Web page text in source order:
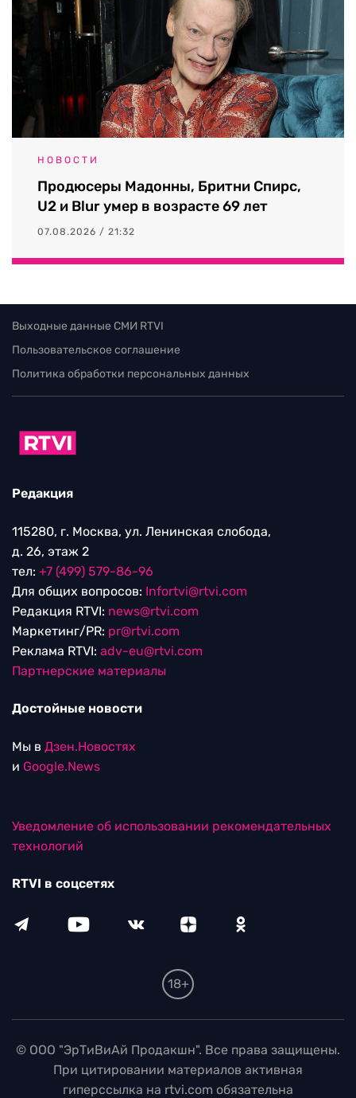
НОВОСТИ
Продюсеры Мадонны, Бритни Спирс,
U2 и Blur умер в возрасте 69 лет
07.08.2026 / 21:32
Выходные данные СМИ RTVI
Пользовательское соглашение
Политика обработки персональных данных
Редакция
115280, г. Москва, ул. Ленинская слобода,
д. 26, этаж 2
тел: +7 (499) 579-86-96
Для общих вопросов: Infortvi@rtvi.com
Редакция RTVI: news@rtvi.com
Маркетинг/PR: pr@rtvi.com
Реклама RTVI: adv-eu@rtvi.com
Партнерские материалы
Достойные новости
Мы в Дзен.Новостях
и Google.News
Уведомление об использовании рекомендательных
технологий
RTVI в соцсетях
18+
© ООО "ЭрТиВиАй Продакшн". Все права защищены.
При цитировании материалов активная
гиперссылка на rtvi.com обязательна